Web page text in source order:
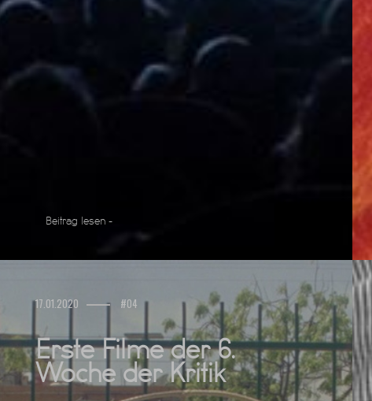
Beitrag lesen -
17.01.2020 #04
Erste Filme der 6.
Woche der Kritik